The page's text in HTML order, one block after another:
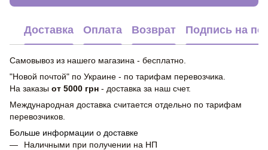
Доставка Оплата Возврат Подпись на
Самовывоз из нашего магазина - бесплатно.
"Новой почтой" по Украине - по тарифам перевозчика.
На заказы от 5000 грн - доставка за наш счет.
Международная доставка считается отдельно по тарифам
перевозчиков.
Больше информации о доставке
Наличными при получении на НП